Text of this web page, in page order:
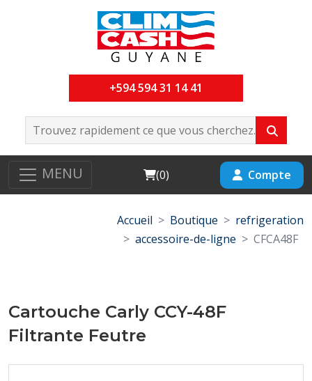
+594 594 31 14 41
MENU Cart
(0) Compte
Accueil Boutique
refrigeration
accessoire-de-ligne
CFCA48F
Cartouche Carly CCY-48F
Filtrante Feutre